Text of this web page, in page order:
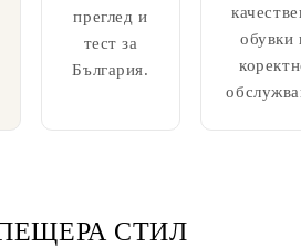
преглед и
тест за
България.
обувки
СТИЛ